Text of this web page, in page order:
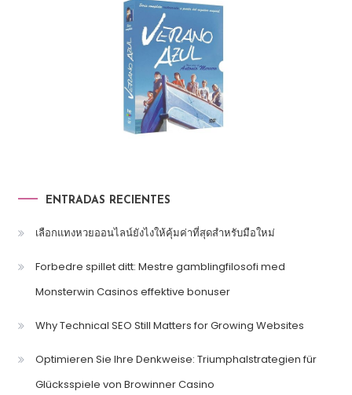
ENTRADAS RECIENTES
เลือกแทงหวยออนไลน์ยังไงให้คุ้มค่าที่สุดสำหรับมือใหม่
Forbedre spillet ditt: Mestre gamblingfilosofi med
Monsterwin Casinos effektive bonuser
Why Technical SEO Still Matters for Growing Websites
Optimieren Sie Ihre Denkweise: Triumphalstrategien für
Glücksspiele von Browinner Casino